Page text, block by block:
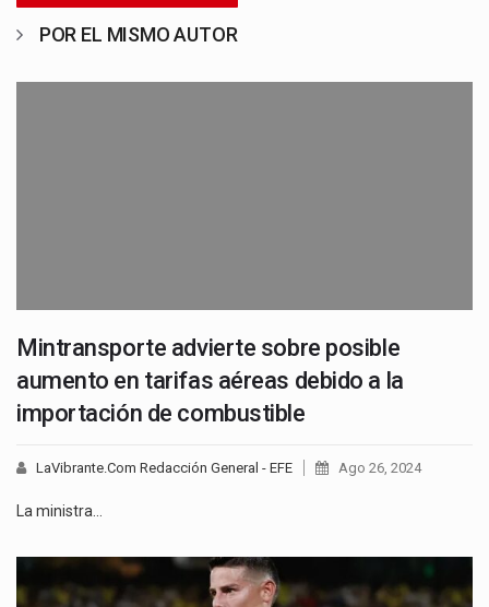
POR EL MISMO AUTOR
Mintransporte advierte sobre posible
aumento en tarifas aéreas debido a la
importación de combustible
LaVibrante.Com Redacción General - EFE Ago 26, 2024
La ministra…